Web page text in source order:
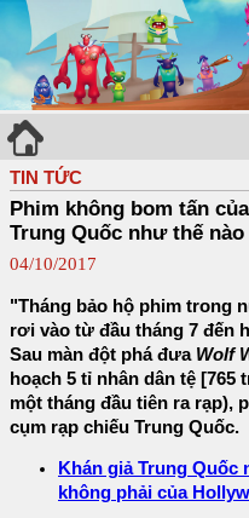
TIN TỨC
Phim không bom tấn
Trung Quốc như thế nào
04/10/2017
"Tháng bảo hộ phim trong
rơi vào từ đầu tháng 7 đến
Sau màn đột phá đưa Wolf
hoạch 5 tỉ nhân dân tệ [765
một tháng đầu tiên ra rạp),
cụm rạp chiếu Trung Quốc.
Khán giả Trung
không phải của